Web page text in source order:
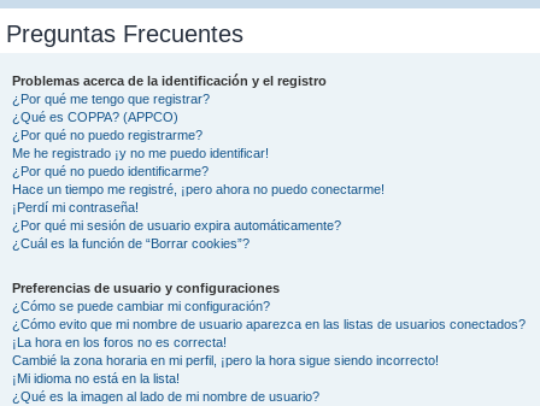
Preguntas Frecuentes
Problemas acerca de la identificación y el registro
¿Por qué me tengo que registrar?
¿Qué es COPPA? (APPCO)
¿Por qué no puedo registrarme?
Me he registrado ¡y no me puedo identificar!
¿Por qué no puedo identificarme?
Hace un tiempo me registré, ¡pero ahora no puedo conectarme!
¡Perdí mi contraseña!
¿Por qué mi sesión de usuario expira automáticamente?
¿Cuál es la función de “Borrar cookies”?
Preferencias de usuario y configuraciones
¿Cómo se puede cambiar mi configuración?
¿Cómo evito que mi nombre de usuario aparezca en las listas de usuarios conectados?
¡La hora en los foros no es correcta!
Cambié la zona horaria en mi perfil, ¡pero la hora sigue siendo incorrecto!
¡Mi idioma no está en la lista!
¿Qué es la imagen al lado de mi nombre de usuario?